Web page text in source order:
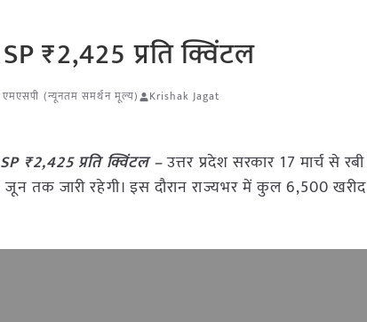
₹2,425 प्रति क्विंटल
एमएसपी (न्यूनतम समर्थन मूल्य) Krishak Jagat
₹2,425 प्रति क्विंटल –उत्तर प्रदेश सरकार 17 मार्च से रबी
तक जारी रहेगी। इस दौरान राज्यभर में कुल 6,500 खरीद